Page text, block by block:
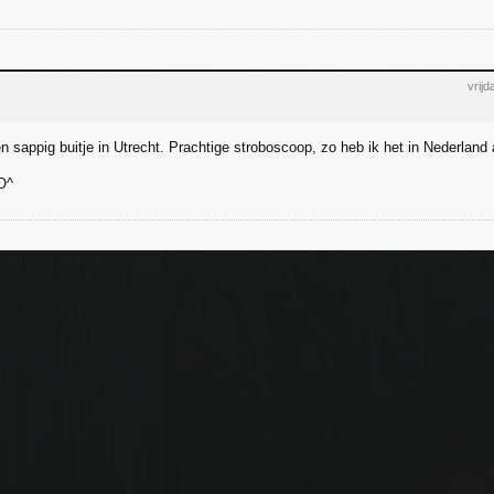
sappig buitje in Utrecht. Prachtige stroboscoop, zo heb ik het in